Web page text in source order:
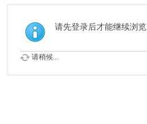
请先登录后才能继续浏览
请稍候...